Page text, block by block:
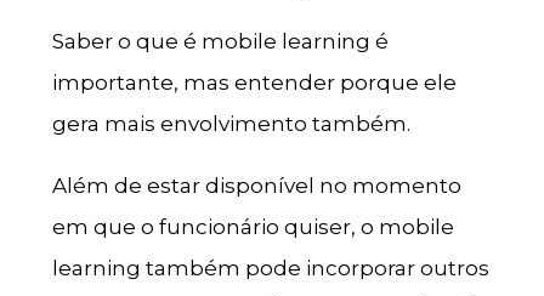
Saber o que é mobile learning é
importante, mas entender porque ele
gera mais envolvimento também.
Além de estar disponível no momento
em que o funcionário quiser, o mobile
learning também pode incorporar outros